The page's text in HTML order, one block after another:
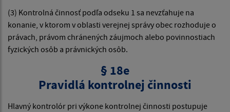
(3) Kontrolná činnosť podľa odseku 1 sa nevzťahuje na
konanie, v ktorom v oblasti verejnej správy obec rozhoduje o
právach, právom chránených záujmoch alebo povinnostiach
fyzických osôb a právnických osôb.
§ 18e
Pravidlá kontrolnej činnosti
Hlavný kontrolór pri výkone kontrolnej činnosti postupuje